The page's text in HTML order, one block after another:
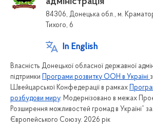
84306, Донецька обл., м.
Тихого, 6
In English
Власність Донецької обласної державної
підтримки
Програми розвитку ООН в Україні
Швейцарської Конфедерації в рамках
розбудови миру. Модернізовано в межах
Розширення можливостей громад в Україні”
Європейського Союзу. 2026 рік